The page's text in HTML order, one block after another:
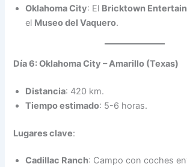
Oklahoma City: El Bricktown
el Museo del Vaquero.
Día 6: Oklahoma City – Amarillo (Texas)
Distancia: 420 km.
Tiempo estimado: 5-6 horas.
Lugares clave:
Cadillac Ranch: Campo con coches